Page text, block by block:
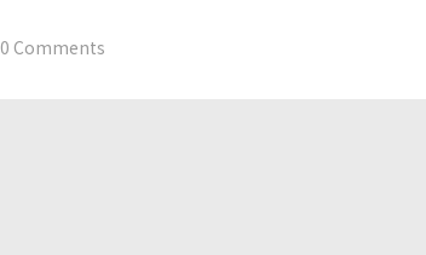
0 Comments